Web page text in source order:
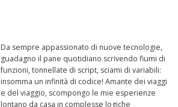
Da sempre appassionato di nuove tecnologie,
guadagno il pane quotidiano scrivendo fiumi di
funzioni, tonnellate di script, sciami di variabili:
insomma un infinità di codice! Amante dei viaggi
e del viaggio, scompongo le mie esperienze
lontano da casa in complesse logiche